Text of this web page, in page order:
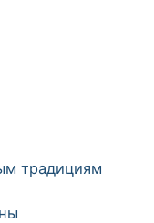
традициям